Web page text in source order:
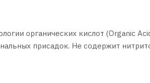
органических кислот (Organic
присадок. Не содержит